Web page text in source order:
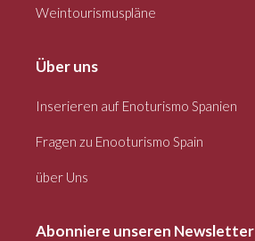
Weintourismuspläne
Über uns
Inserieren auf Enoturismo Spanien
Fragen zu Enooturismo Spain
über Uns
Abonniere unseren Newsletter